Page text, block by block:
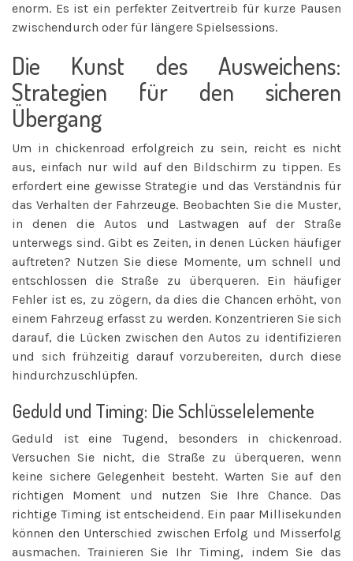
enorm. Es ist ein perfekter Zeitvertreib für kurze Pausen
zwischendurch oder für längere Spielsessions.
Die Kunst des Ausweichens:
Strategien für den sicheren
Übergang
Um in chickenroad erfolgreich zu sein, reicht es nicht
aus, einfach nur wild auf den Bildschirm zu tippen. Es
erfordert eine gewisse Strategie und das Verständnis für
das Verhalten der Fahrzeuge. Beobachten Sie die Muster,
in denen die Autos und Lastwagen auf der Straße
unterwegs sind. Gibt es Zeiten, in denen Lücken häufiger
auftreten? Nutzen Sie diese Momente, um schnell und
entschlossen die Straße zu überqueren. Ein häufiger
Fehler ist es, zu zögern, da dies die Chancen erhöht, von
einem Fahrzeug erfasst zu werden. Konzentrieren Sie sich
darauf, die Lücken zwischen den Autos zu identifizieren
und sich frühzeitig darauf vorzubereiten, durch diese
hindurchzuschlüpfen.
Geduld und Timing: Die Schlüsselelemente
Geduld ist eine Tugend, besonders in chickenroad.
Versuchen Sie nicht, die Straße zu überqueren, wenn
keine sichere Gelegenheit besteht. Warten Sie auf den
richtigen Moment und nutzen Sie Ihre Chance. Das
richtige Timing ist entscheidend. Ein paar Millisekunden
können den Unterschied zwischen Erfolg und Misserfolg
ausmachen. Trainieren Sie Ihr Timing, indem Sie das